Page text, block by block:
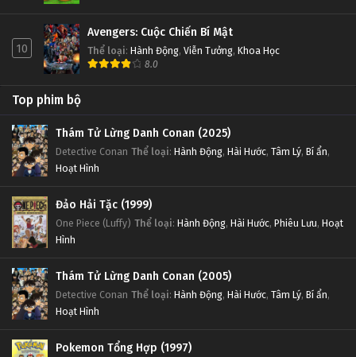
10
Avengers: Cuộc Chiến Bí Mật
Thể loại: Hành Động, Viễn Tưởng, Khoa Học
8.0
Top phim bộ
Thám Tử Lừng Danh Conan (2025)
Detective Conan Thể loại: Hành Động, Hài Hước, Tâm Lý, Bí ẩn,
Hoạt Hình
Đảo Hải Tặc (1999)
One Piece (Luffy) Thể loại: Hành Động, Hài Hước, Phiêu Lưu, Hoạt
Hình
Thám Tử Lừng Danh Conan (2005)
Detective Conan Thể loại: Hành Động, Hài Hước, Tâm Lý, Bí ẩn,
Hoạt Hình
Pokemon Tổng Hợp (1997)